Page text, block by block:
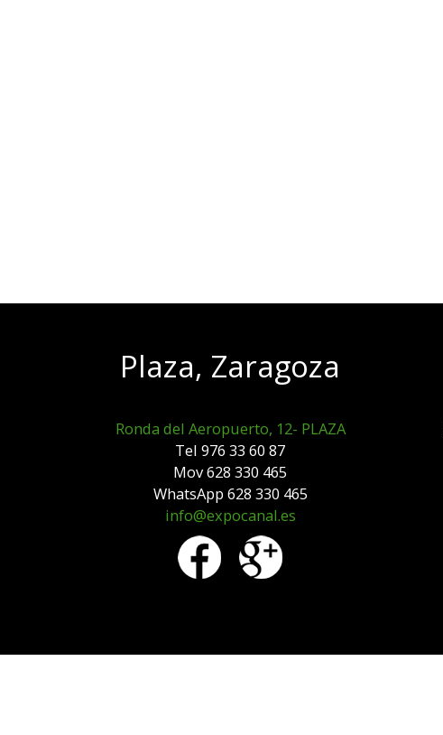
Plaza, Zaragoza
Ronda del Aeropuerto, 12- PLAZA
Tel 976 33 60 87
Mov 628 330 465
WhatsApp 628 330 465
info@expocanal.es